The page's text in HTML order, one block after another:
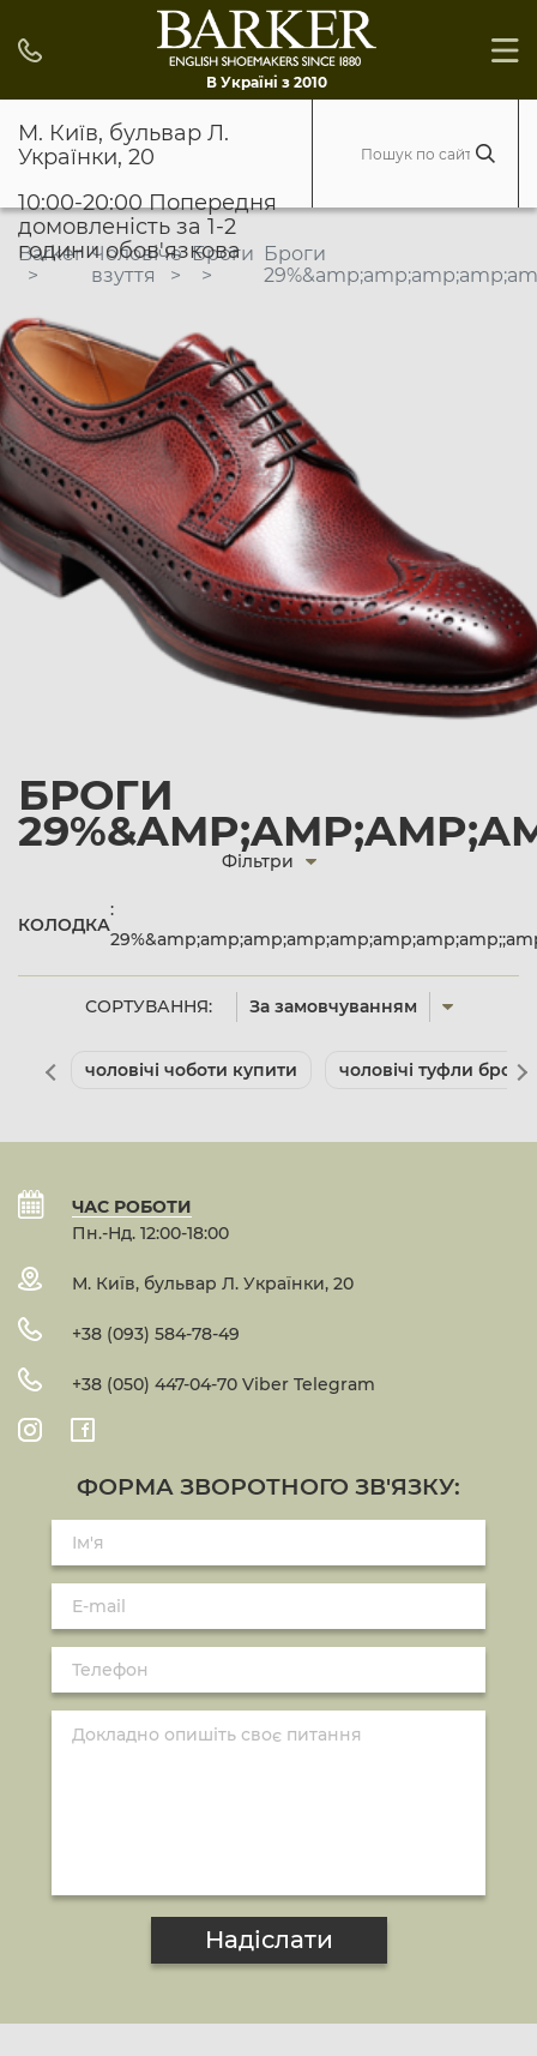
В Україні з 2010
М. Київ, бульвар Л.
Українки, 20
10:00-20:00 Попередня
домовленість за 1-2
години обов'язкова
Barker Чоловіче
взуття
Броги Броги
БРОГИ
СОРТУВАННЯ: За замовчуванням
Фільтри
КОЛОДКА
:
чоловічі чоботи купити чоловічі туфли броги
ЧАС РОБОТИ
Пн.-Нд. 12:00-18:00
М. Київ, бульвар Л. Українки, 20
+38 (093) 584-78-49
+38 (050) 447-04-70 Viber Telegram
ФОРМА ЗВОРОТНОГО ЗВ'ЯЗКУ:
Надіслати